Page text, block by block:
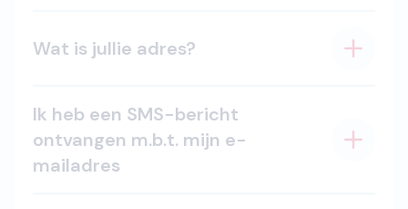
Wat is jullie adres?
Ik heb een SMS-bericht
ontvangen m.b.t. mijn e-
mailadres